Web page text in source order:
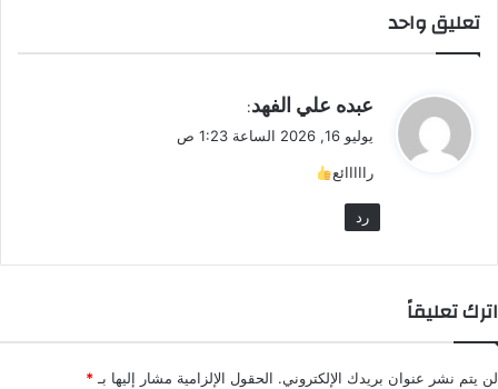
تعليق واحد
ي
ل
عبده علي الفهد:
يوليو 16, 2026 الساعة 1:23 ص
رااااائع
رد
اترك تعليقاً
لن يتم نشر عنوان بريدك الإلكتروني. الحقول الإلزامية مشار إليها بـ*